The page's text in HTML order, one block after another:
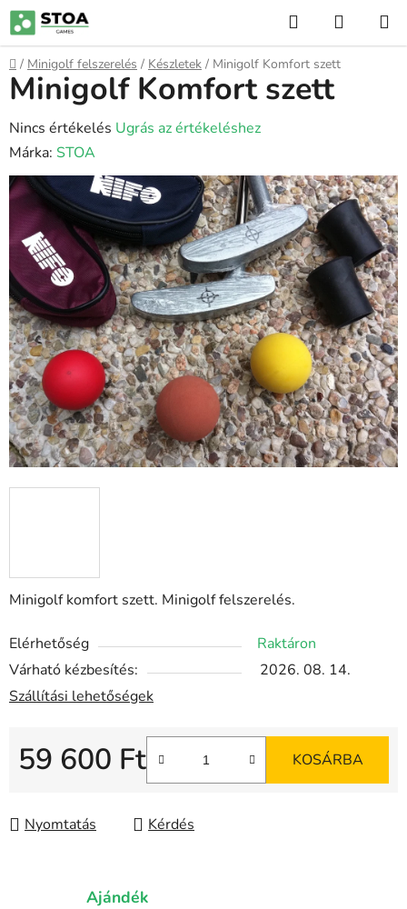
Ugrás
fő
tartalomhoz
KeresésKOSÁR
Kezdőlap
/ Minigolf felszerelés / Készletek / Minigolf Komfort szett
Minigolf komfort szett. Minigolf felszerelés.
Elérhetőség
Raktáron
Várható kézbesítés:
2026. 08. 14.
Szállítási lehetőségek
59 600 Ft KOSÁRBA
Nyomtatás Kérdés
Minigolf Komfort szett
A
termék
átlagos
értékelése
ből
0,0
csillag.
Nincs értékelés Ugrás az értékeléshez
Márka: STOA
Ajándék